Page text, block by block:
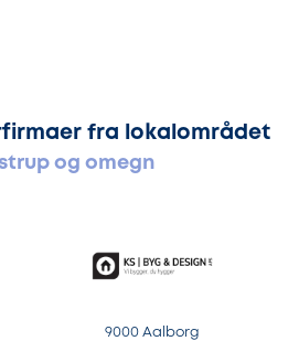
fra lokalområdet
og omegn
9000 Aalborg